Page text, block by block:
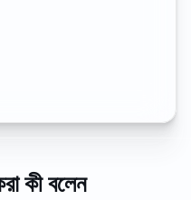
কী বলেন